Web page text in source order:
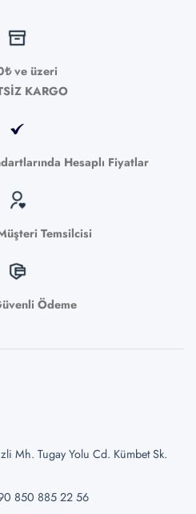
ve üzeri
KARGO
Hesaplı Fiyatlar
Temsilcisi
Ödeme
Mh. Tugay Yolu Cd. Kümbet Sk.
850 885 22 56